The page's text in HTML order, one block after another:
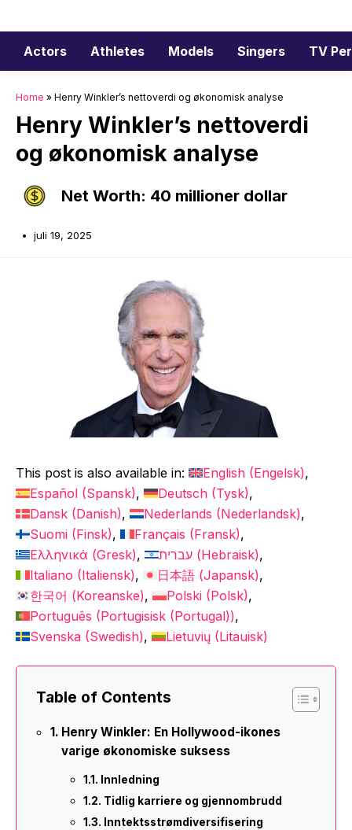
til
innholdActors Athletes Models Singers TV
Home » Henry Winkler’s nettoverdi og økonomisk analyse
Henry Winkler’s nettoverdi
og økonomisk analyse
Net Worth: 40 millioner dollar
juli 19, 2025
This post is also available in: English (Engelsk)
Español (Spansk) Deutsch (Tysk)
Dansk (Danish) Nederlands (Nederlandsk)
Suomi (Finsk) Français (Fransk)
Ελληνικά (Gresk) עברית (Hebraisk)
Italiano (Italiensk) 日本語 (Japansk)
한국어 (Koreanske) Polski (Polsk)
Português (Portugisisk (Portugal))
Svenska (Swedish) Lietuvių (Litauisk)
Table of Contents
Henry Winkler: En Hollywood-ikones
varige økonomiske suksess
Innledning
Tidlig karriere og gjennombrudd
Inntektsstrømdiversifisering